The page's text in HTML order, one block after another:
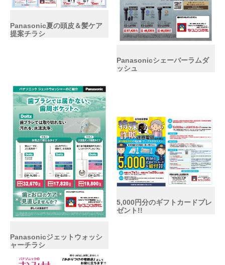
Panasonic夏の頭皮＆髪ケア
提案チラシ
Panasonicシェーバーラムダ
ッシュ
Panasonicジェットウォッシ
ャーチラシ
5,000円分のギフトカードプレ
ゼント!!